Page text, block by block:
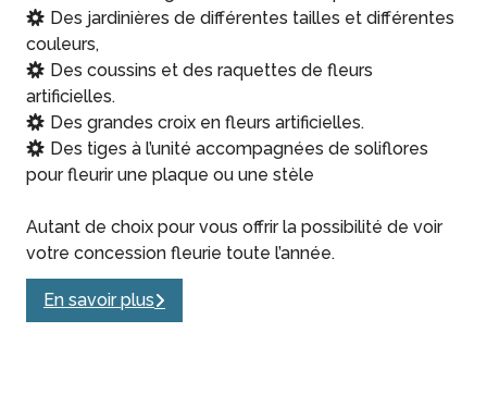
Des jardinières de différentes tailles et différentes
couleurs,
Des coussins et des raquettes de fleurs
artificielles.
Des grandes croix en fleurs artificielles.
Des tiges à l’unité accompagnées de soliflores
pour fleurir une plaque ou une stèle
Autant de choix pour vous offrir la possibilité de voir
votre concession fleurie toute l’année.
En savoir plus